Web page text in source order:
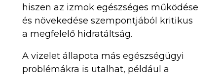
hiszen az izmok egészséges működése
és növekedése szempontjából kritikus
a megfelelő hidratáltság.
A vizelet állapota más egészségügyi
problémákra is utalhat, például a